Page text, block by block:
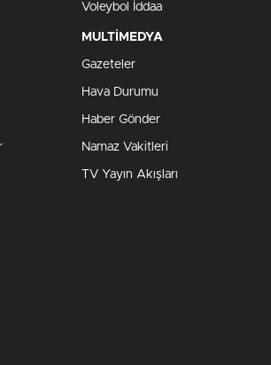
Voleybol İddaa
MULTİMEDYA
Gazeteler
Hava Durumu
Haber Gönder
Namaz Vakitleri
TV Yayın Akışları